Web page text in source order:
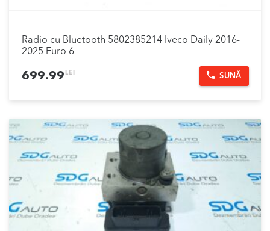
Radio cu Bluetooth 5802385214 Iveco Daily 2016-
2025 Euro 6
699.99 LEI SUNĂ